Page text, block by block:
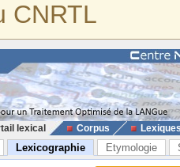
CNRTL
lexical Corpus
Lexicographie Etymologie